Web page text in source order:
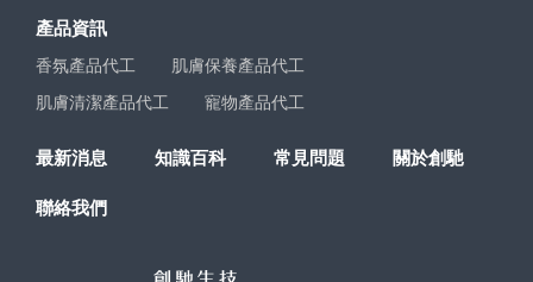
產品資訊
香氛產品代工
肌膚保養產品代工
肌膚清潔產品代工
寵物產品代工
最新消息 知識百科 常見問題 關於創馳
聯絡我們